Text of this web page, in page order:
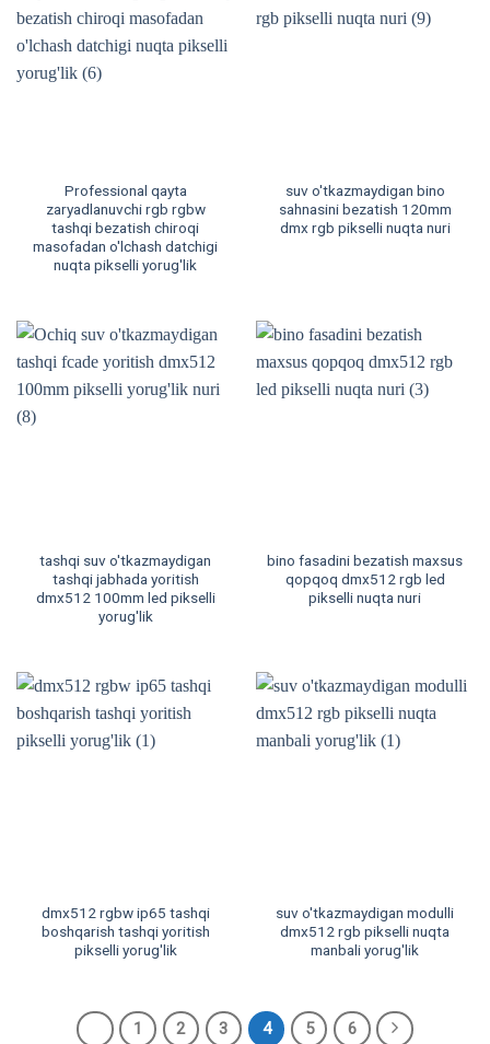
Professional qayta
zaryadlanuvchi rgb rgbw
tashqi bezatish chiroqi
masofadan o'lchash datchigi
nuqta pikselli yorug'lik
suv o'tkazmaydigan bino
sahnasini bezatish 120mm
dmx rgb pikselli nuqta nuri
tashqi suv o'tkazmaydigan
tashqi jabhada yoritish
dmx512 100mm led pikselli
yorug'lik
bino fasadini bezatish maxsus
qopqoq dmx512 rgb led
pikselli nuqta nuri
dmx512 rgbw ip65 tashqi
boshqarish tashqi yoritish
pikselli yorug'lik
suv o'tkazmaydigan modulli
dmx512 rgb pikselli nuqta
manbali yorug'lik
1 2 3 4 5 6